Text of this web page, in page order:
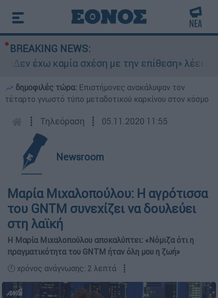
BREAKING NEWS:
έχω καμία σχέση με την επίθεση» λέει η
δημοφιλές τώρα: Επιστήμονες ανακάλυψαν τον
τέταρτο γνωστό τύπο μεταδοτικού καρκίνου στον κόσμο
┋ Τηλεόραση ┋ 05.11.2020 11:55
Newsroom
Μαρία Μιχαλοπούλου: Η αγρότισσα
του GNTM συνεχίζει να δουλεύει
στη λαϊκή
Η Μαρία Μιχαλοπούλου αποκαλύπτει: «Νόμιζα ότι η
πραγματικότητα του GNTM ήταν όλη μου η ζωή»
🕛 χρόνος ανάγνωσης: 2 λεπτά ┋